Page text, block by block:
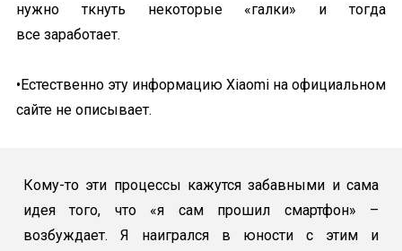
нужно ткнуть некоторые «галки» и тогда
все заработает.
•Естественно эту информацию Xiaomi на официальном
сайте не описывает.
Кому-то эти процессы кажутся забавными и сама
идея того, что «я сам прошил смартфон» –
возбуждает. Я наигрался в юности с этим и